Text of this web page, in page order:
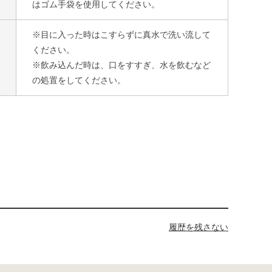
はゴム手袋を使用してください。
※目に入った時はこすらずに真水で洗い流して
ください。
※飲み込んだ時は、口をすすぎ、水を飲むなど
の処置をしてください。
履歴を残さない